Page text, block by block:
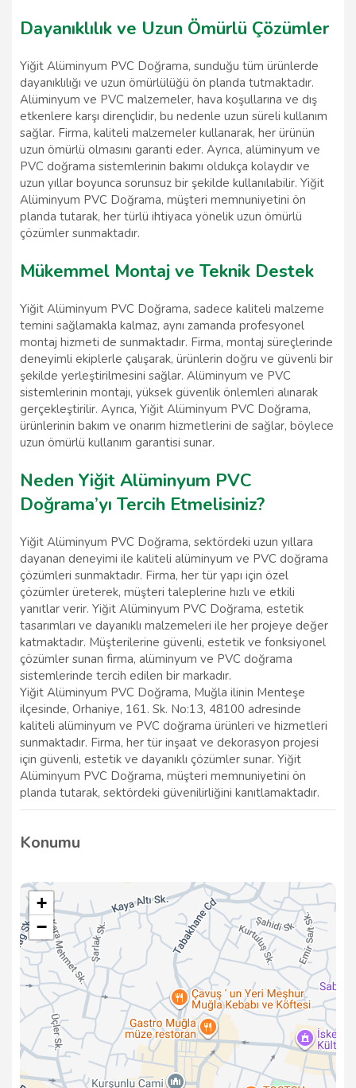
Dayanıklılık ve Uzun Ömürlü Çözümler
Yiğit Alüminyum PVC Doğrama, sunduğu tüm ürünlerde
dayanıklılığı ve uzun ömürlülüğü ön planda tutmaktadır.
Alüminyum ve PVC malzemeler, hava koşullarına ve dış
etkenlere karşı dirençlidir, bu nedenle uzun süreli kullanım
sağlar. Firma, kaliteli malzemeler kullanarak, her ürünün
uzun ömürlü olmasını garanti eder. Ayrıca, alüminyum ve
PVC doğrama sistemlerinin bakımı oldukça kolaydır ve
uzun yıllar boyunca sorunsuz bir şekilde kullanılabilir. Yiğit
Alüminyum PVC Doğrama, müşteri memnuniyetini ön
planda tutarak, her türlü ihtiyaca yönelik uzun ömürlü
çözümler sunmaktadır.
Mükemmel Montaj ve Teknik Destek
Yiğit Alüminyum PVC Doğrama, sadece kaliteli malzeme
temini sağlamakla kalmaz, aynı zamanda profesyonel
montaj hizmeti de sunmaktadır. Firma, montaj süreçlerinde
deneyimli ekiplerle çalışarak, ürünlerin doğru ve güvenli bir
şekilde yerleştirilmesini sağlar. Alüminyum ve PVC
sistemlerinin montajı, yüksek güvenlik önlemleri alınarak
gerçekleştirilir. Ayrıca, Yiğit Alüminyum PVC Doğrama,
ürünlerinin bakım ve onarım hizmetlerini de sağlar, böylece
uzun ömürlü kullanım garantisi sunar.
Neden Yiğit Alüminyum PVC
Doğrama’yı Tercih Etmelisiniz?
Yiğit Alüminyum PVC Doğrama, sektördeki uzun yıllara
dayanan deneyimi ile kaliteli alüminyum ve PVC doğrama
çözümleri sunmaktadır. Firma, her tür yapı için özel
çözümler üreterek, müşteri taleplerine hızlı ve etkili
yanıtlar verir. Yiğit Alüminyum PVC Doğrama, estetik
tasarımları ve dayanıklı malzemeleri ile her projeye değer
katmaktadır. Müşterilerine güvenli, estetik ve fonksiyonel
çözümler sunan firma, alüminyum ve PVC doğrama
sistemlerinde tercih edilen bir markadır.
Yiğit Alüminyum PVC Doğrama, Muğla ilinin Menteşe
ilçesinde, Orhaniye, 161. Sk. No:13, 48100 adresinde
kaliteli alüminyum ve PVC doğrama ürünleri ve hizmetleri
sunmaktadır. Firma, her tür inşaat ve dekorasyon projesi
için güvenli, estetik ve dayanıklı çözümler sunar. Yiğit
Alüminyum PVC Doğrama, müşteri memnuniyetini ön
planda tutarak, sektördeki güvenilirliğini kanıtlamaktadır.
Konumu
+
−